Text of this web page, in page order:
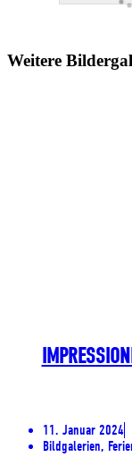
Weitere
11. Januar 2024
Bildgalerien,